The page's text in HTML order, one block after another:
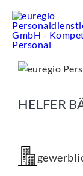
Inhalt
springen
NEWS
HELFER